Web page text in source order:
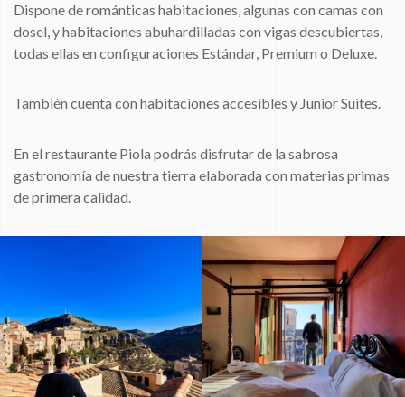
Dispone de románticas habitaciones, algunas con camas con
dosel, y habitaciones abuhardilladas con vigas descubiertas,
todas ellas en configuraciones Estándar, Premium o Deluxe.
También cuenta con habitaciones accesibles y Junior Suites.
En el restaurante Piola podrás disfrutar de la sabrosa
gastronomía de nuestra tierra elaborada con materias primas
de primera calidad.